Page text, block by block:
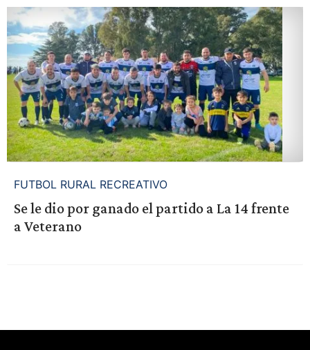
FUTBOL RURAL RECREATIVO
Se le dio por ganado el partido a La 14 frente
a Veterano